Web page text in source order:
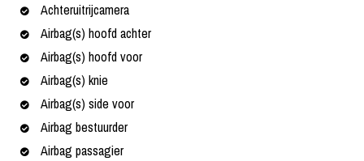
Achteruitrijcamera
Airbag(s) hoofd achter
Airbag(s) hoofd voor
Airbag(s) knie
Airbag(s) side voor
Airbag bestuurder
Airbag passagier